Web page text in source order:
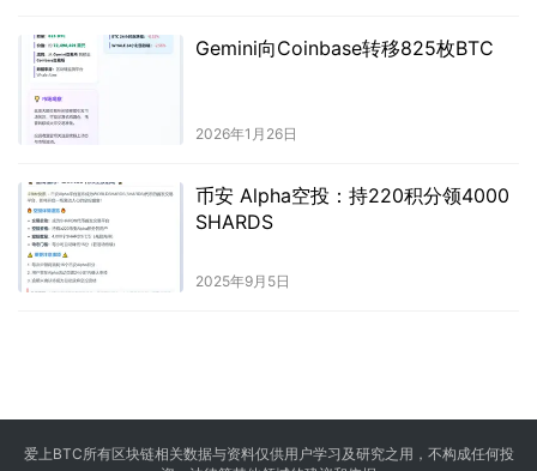
Gemini向Coinbase转移825枚BTC
2026年1月26日
币安 Alpha空投：持220积分领4000
SHARDS
2025年9月5日
爱上BTC所有区块链相关数据与资料仅供用户学习及研究之用，不构成任何投